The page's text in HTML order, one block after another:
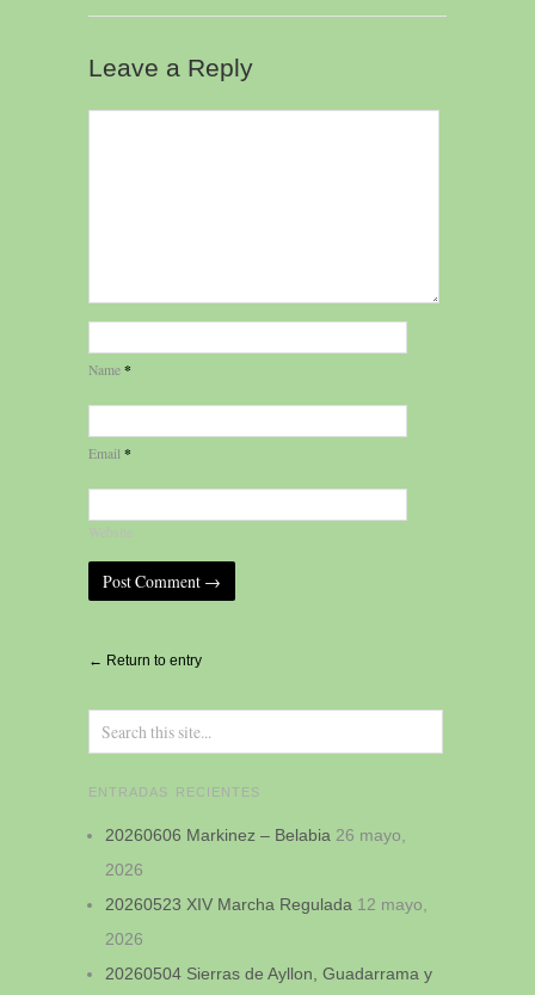
Leave a Reply
Name *
Email *
Website
Alternative:
← Return to entry
ENTRADAS RECIENTES
20260606 Markinez – Belabia 26 mayo,
2026
20260523 XIV Marcha Regulada 12 mayo,
2026
20260504 Sierras de Ayllon, Guadarrama y